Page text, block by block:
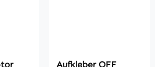
Aufkleber OFF